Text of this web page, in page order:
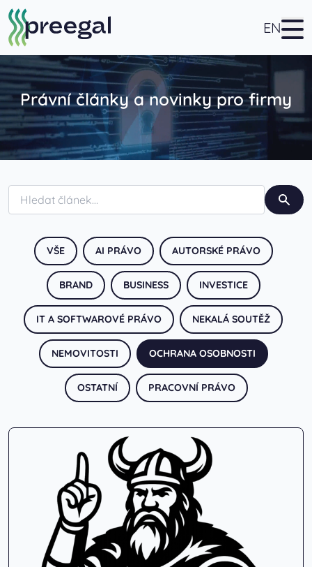
EN
Právní články a novinky pro firmy
VŠE AI PRÁVO AUTORSKÉ PRÁVO
BRAND BUSINESS INVESTICE
IT A SOFTWAROVÉ PRÁVO NEKALÁ SOUTĚŽ
NEMOVITOSTI OCHRANA OSOBNOSTI
OSTATNÍ PRACOVNÍ PRÁVO